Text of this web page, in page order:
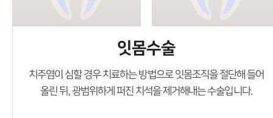
잇몸수술
치주염이 심할 경우 치료하는 방법으로 잇몸조직을 절단해 들어
올린 뒤, 광범위하게 퍼진 치석을 제거해내는 수술입니다.